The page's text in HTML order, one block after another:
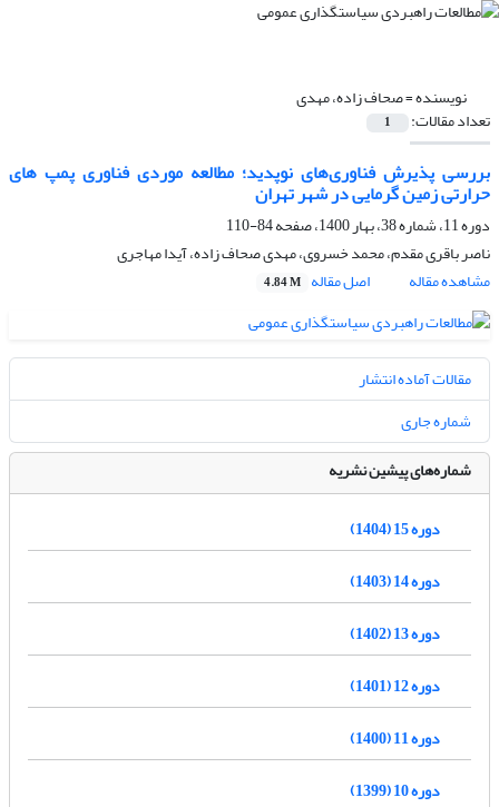
نویسنده =صحاف زاده، مهدی
تعداد مقالات: 1
بررسی پذیرش فناوری‌های نوپدید؛ مطالعه موردی فناوری پمپ های
حرارتی زمین گرمایی در شهر تهران
دوره 11، شماره 38، بهار 1400، صفحه
84-110
ناصر باقری مقدم، محمد خسروی، مهدی صحاف زاده، آیدا مهاجری
مشاهده مقاله
اصل مقاله 4.84 M
مقالات آماده انتشار
شماره جاری
شماره‌های پیشین نشریه
دوره 15 (1404)
دوره 14 (1403)
دوره 13 (1402)
دوره 12 (1401)
دوره 11 (1400)
دوره 10 (1399)